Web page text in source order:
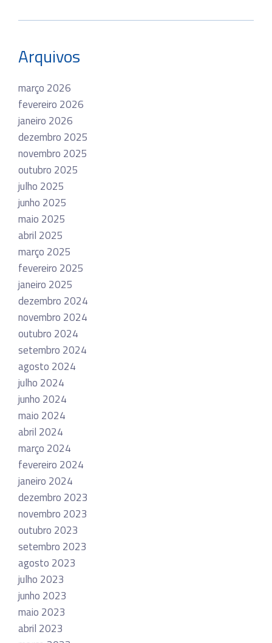
Arquivos
março 2026
fevereiro 2026
janeiro 2026
dezembro 2025
novembro 2025
outubro 2025
julho 2025
junho 2025
maio 2025
abril 2025
março 2025
fevereiro 2025
janeiro 2025
dezembro 2024
novembro 2024
outubro 2024
setembro 2024
agosto 2024
julho 2024
junho 2024
maio 2024
abril 2024
março 2024
fevereiro 2024
janeiro 2024
dezembro 2023
novembro 2023
outubro 2023
setembro 2023
agosto 2023
julho 2023
junho 2023
maio 2023
abril 2023